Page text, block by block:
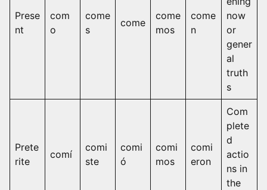
Prese
nt
com
o
come
s
come
come
mos
come
n
now
or
gener
al
truth
s
Prete
rite
comí
comi
ste
comi
ó
comi
mos
comi
eron
Com
plete
d
actio
ns in
the